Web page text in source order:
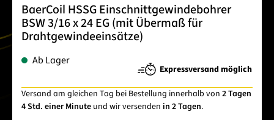
BaerCoil HSSG Einschnittgewindebohrer
BSW 3/16 x 24 EG (mit Übermaß für
Drahtgewindeeinsätze)
Ab Lager
Expressversand möglich
Versand am gleichen Tag bei Bestellung innerhalb von 2 Tagen
4 Std. einer Minute und wir versenden in 2 Tagen.